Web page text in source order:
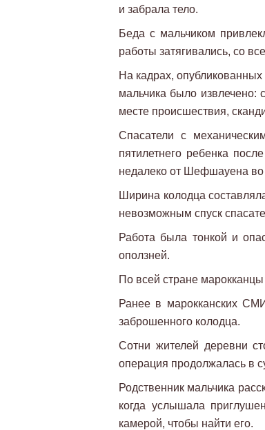
и забрала тело.
Беда с мальчиком
работы затягивались, со
На кадрах, опубликованных
мальчика было извлечено:
месте происшествия,
Спасатели с
пятилетнего ребенка
недалеко от Шефшауена во
Ширина колодца
невозможным спуск
Работа была тонкой и
оползней.
По всей стране
Ранее в марокканских
заброшенного колодца.
Сотни жителей деревни
операция продолжалась в
Родственник мальчика
когда услышала
камерой, чтобы найти его.